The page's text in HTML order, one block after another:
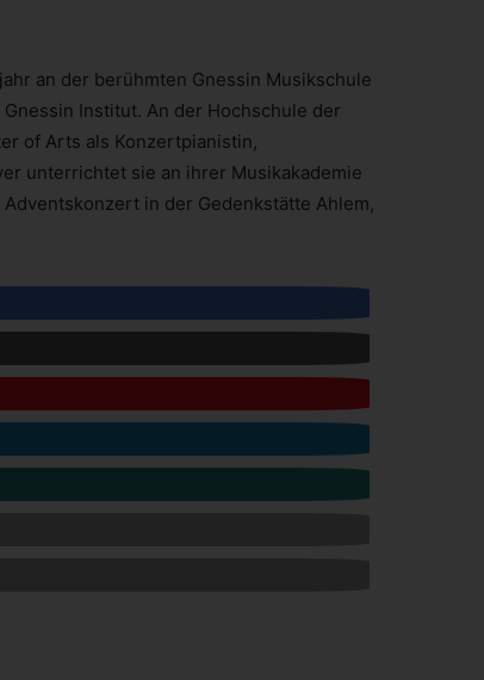
an der berühmten Gnessin Musikschule
Institut. An der Hochschule der
of Arts als Konzertpianistin,
unterrichtet sie an ihrer Musikakademie
in der Gedenkstätte Ahlem,